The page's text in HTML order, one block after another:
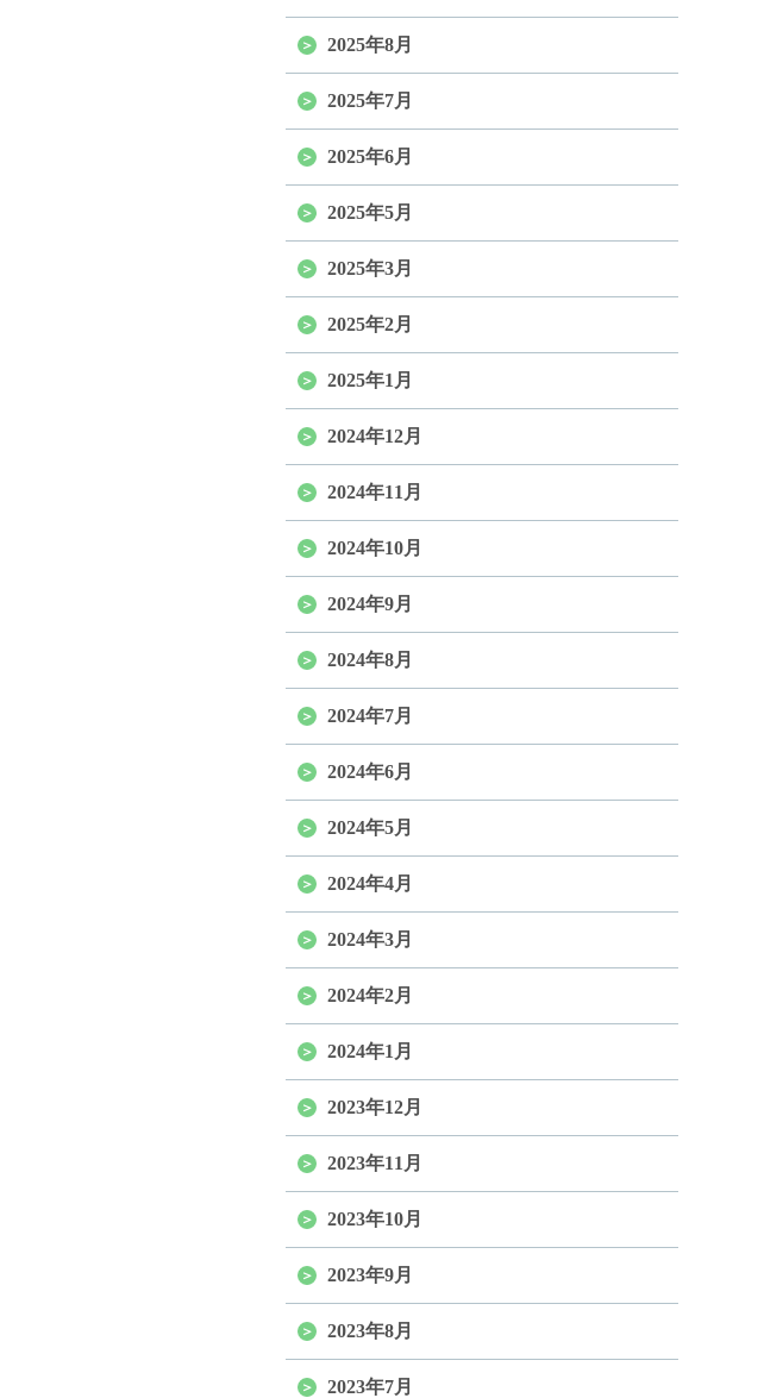
2025年8月
2025年7月
2025年6月
2025年5月
2025年3月
2025年2月
2025年1月
2024年12月
2024年11月
2024年10月
2024年9月
2024年8月
2024年7月
2024年6月
2024年5月
2024年4月
2024年3月
2024年2月
2024年1月
2023年12月
2023年11月
2023年10月
2023年9月
2023年8月
2023年7月